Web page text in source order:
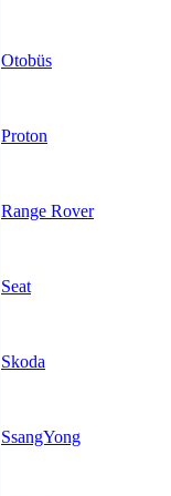
Otobüs
Proton
Range Rover
Seat
Skoda
SsangYong